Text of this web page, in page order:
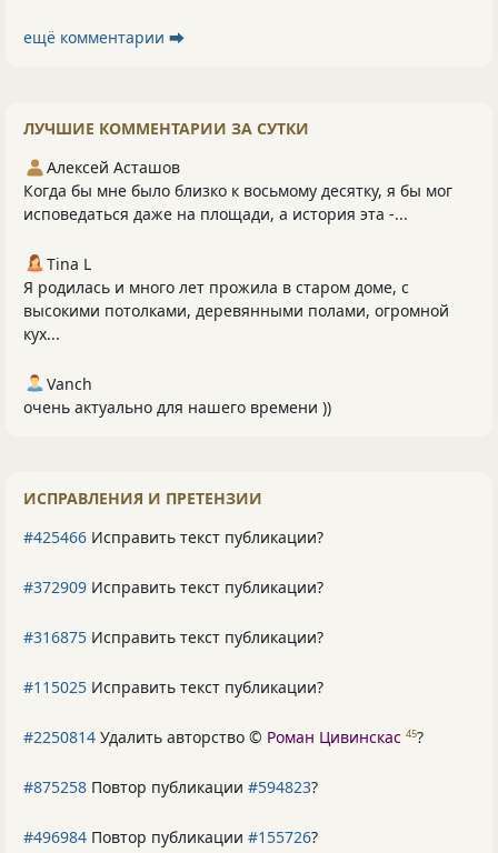
ещё комментарии ⮕
ЛУЧШИЕ КОММЕНТАРИИ ЗА СУТКИ
Алексей Асташов
Когда бы мне было близко к восьмому десятку, я бы мог
исповедаться даже на площади, а история эта -...
Tina L
Я родилась и много лет прожила в старом доме, с
высокими потолками, деревянными полами, огромной
кух...
Vanch
очень актуально для нашего времени ))
ИСПРАВЛЕНИЯ И ПРЕТЕНЗИИ
#425466 Исправить текст публикации?
#372909 Исправить текст публикации?
#316875 Исправить текст публикации?
#115025 Исправить текст публикации?
#2250814 Удалить авторство © Роман Цивинскас 45?
#875258 Повтор публикации #594823?
#496984 Повтор публикации #155726?